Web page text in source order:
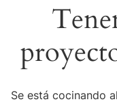
Se está cocinando